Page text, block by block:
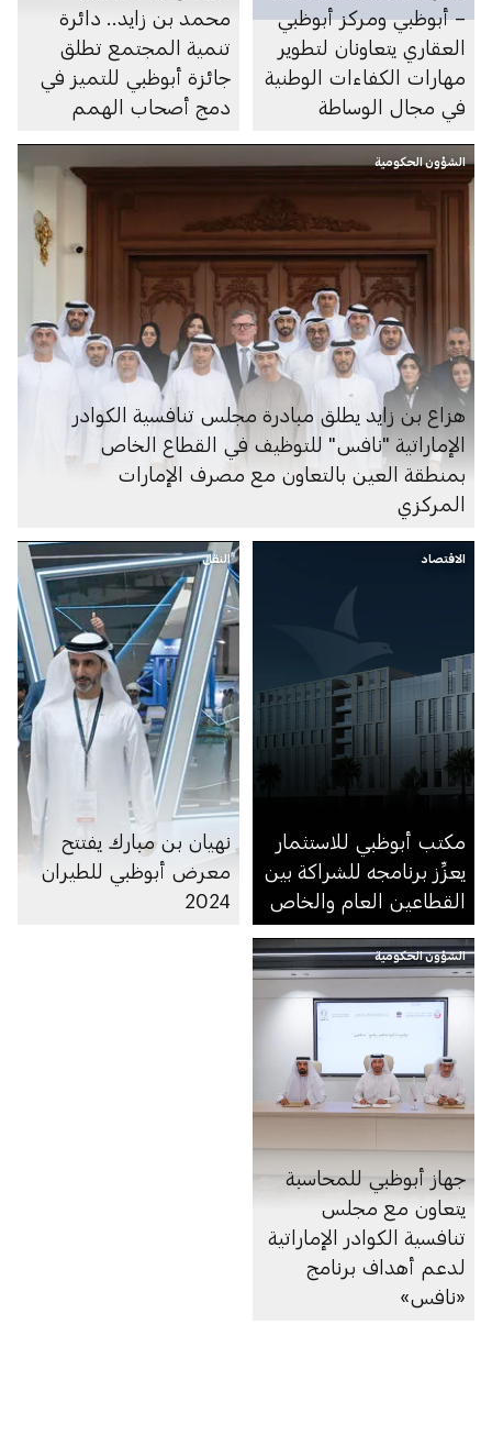
– أبوظبي ومركز أبوظبي
العقاري يتعاونان لتطوير
مهارات الكفاءات الوطنية
في مجال الوساطة
محمد بن زايد.. دائرة
تنمية المجتمع تطلق
جائزة أبوظبي للتميز في
دمج أصحاب الهمم
الشؤون الحكومية
هزاع بن زايد يطلق مبادرة مجلس تنافسية الكوادر
الإماراتية "نافس" للتوظيف في القطاع الخاص
بمنطقة العين بالتعاون مع مصرف الإمارات
المركزي
الاقتصاد
مكتب أبوظبي للاستثمار
يعزِّز برنامجه للشراكة بين
القطاعين العام والخاص
النقل
نهيان بن مبارك يفتتح
معرض أبوظبي للطيران
2024
الشؤون الحكومية
جهاز أبوظبي للمحاسبة
يتعاون مع مجلس
تنافسية الكوادر الإماراتية
لدعم أهداف برنامج
«نافس»